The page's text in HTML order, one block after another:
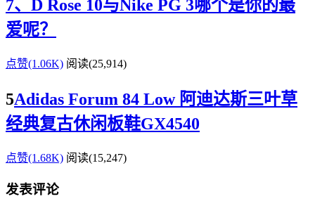
7、D Rose 10与Nike PG 3哪个是你的最
爱呢？
点赞(1.06K) 阅读(25,914)
5Adidas Forum 84 Low 阿迪达斯三叶草
经典复古休闲板鞋GX4540
点赞(1.68K) 阅读(15,247)
发表评论